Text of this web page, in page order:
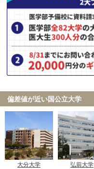
偏差値が近い国公立大学
大分大学 弘前大学